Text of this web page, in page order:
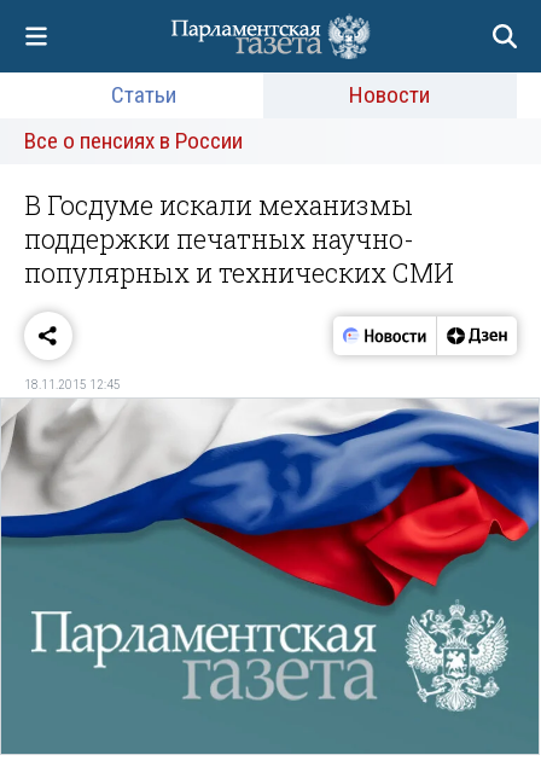
Статьи
Новости
Все о пенсиях в России
В Госдуме искали механизмы
поддержки печатных научно-
популярных и технических СМИ
18.11.2015 12:45